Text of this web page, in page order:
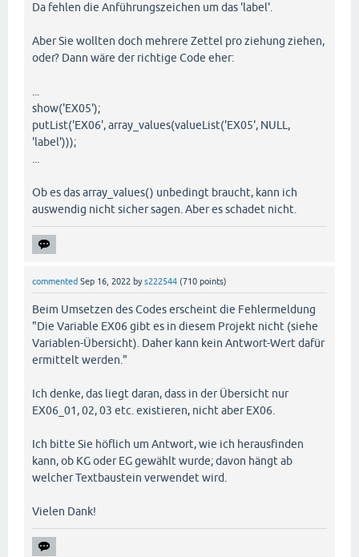
Da fehlen die Anführungszeichen um das 'label'.
Aber Sie wollten doch mehrere Zettel pro ziehung ziehen,
oder? Dann wäre der richtige Code eher:
show('EX05');
putList('EX06', array_values(valueList('EX05', NULL,
'label')));
Ob es das array_values() unbedingt braucht, kann ich
auswendig nicht sicher sagen. Aber es schadet nicht.
commented Sep 16, 2022 bys222544 (710 points)
Beim Umsetzen des Codes erscheint die Fehlermeldung
"Die Variable EX06 gibt es in diesem Projekt nicht (siehe
Variablen-Übersicht). Daher kann kein Antwort-Wert dafür
ermittelt werden."
Ich denke, das liegt daran, dass in der Übersicht nur
EX06_01, 02, 03 etc. existieren, nicht aber EX06.
Ich bitte Sie höflich um Antwort, wie ich herausfinden
kann, ob KG oder EG gewählt wurde; davon hängt ab
welcher Textbaustein verwendet wird.
Vielen Dank!